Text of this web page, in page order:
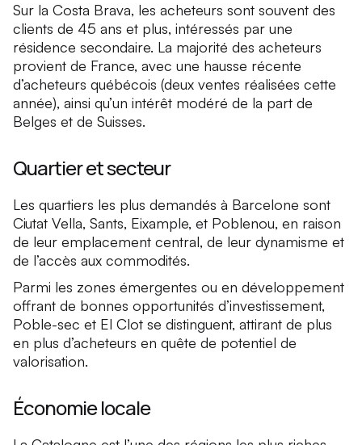
Sur la Costa Brava, les acheteurs sont souvent des
clients de 45 ans et plus, intéressés par une
résidence secondaire. La majorité des acheteurs
provient de France, avec une hausse récente
d’acheteurs québécois (deux ventes réalisées cette
année), ainsi qu’un intérêt modéré de la part de
Belges et de Suisses.
Quartier et secteur
Les quartiers les plus demandés à Barcelone sont
Ciutat Vella, Sants, Eixample, et Poblenou, en raison
de leur emplacement central, de leur dynamisme et
de l’accès aux commodités.
Parmi les zones émergentes ou en développement
offrant de bonnes opportunités d’investissement,
Poble-sec et El Clot se distinguent, attirant de plus
en plus d’acheteurs en quête de potentiel de
valorisation.
Économie locale